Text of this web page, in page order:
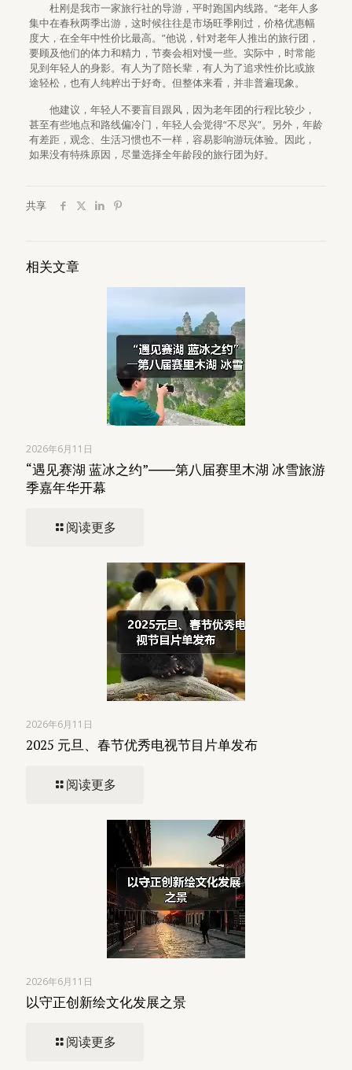
杜刚是我市一家旅行社的导游，平时跑国内线路。“老年人多
集中在春秋两季出游，这时候往往是市场旺季刚过，价格优惠幅
度大，在全年中性价比最高。”他说，针对老年人推出的旅行团，
要顾及他们的体力和精力，节奏会相对慢一些。实际中，时常能
见到年轻人的身影。有人为了陪长辈，有人为了追求性价比或旅
途轻松，也有人纯粹出于好奇。但整体来看，并非普遍现象。
他建议，年轻人不要盲目跟风，因为老年团的行程比较少，
甚至有些地点和路线偏冷门，年轻人会觉得“不尽兴”。另外，年龄
有差距，观念、生活习惯也不一样，容易影响游玩体验。因此，
如果没有特殊原因，尽量选择全年龄段的旅行团为好。
共享
相关文章
2026年6月11日
“遇见赛湖 蓝冰之约”――第八届赛里木湖 冰雪旅游
季嘉年华开幕
阅读更多
2026年6月11日
2025 元旦、春节优秀电视节目片单发布
阅读更多
2026年6月11日
以守正创新绘文化发展之景
阅读更多